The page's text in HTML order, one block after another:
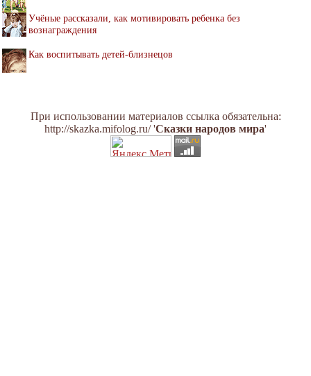
Учёные рассказали, как мотивировать ребенка без
вознаграждения
Как воспитывать детей-близнецов
При использовании материалов ссылка обязательна:
http://skazka.mifolog.ru/ 'Сказки народов мира'